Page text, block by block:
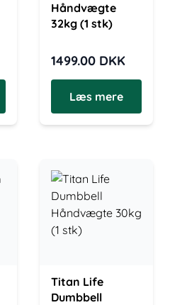
Håndvægte
32kg (1 stk)
1499.00 DKK
Læs mere
Titan Life
Dumbbell